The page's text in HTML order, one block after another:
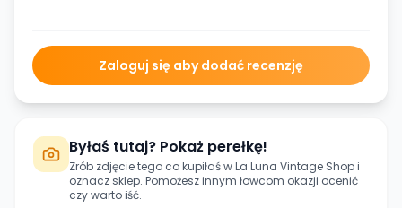
Zaloguj się aby dodać recenzję
Byłaś tutaj? Pokaż perełkę!
Zrób zdjęcie tego co kupiłaś wLa Luna Vintage Shopi
oznacz sklep. Pomożesz innym łowcom okazji ocenić
czy warto iść.